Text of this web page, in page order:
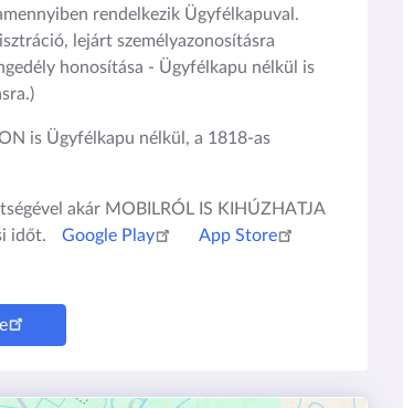
rendelkezik Ügyfélkapuval.
lejárt személyazonosításra
honosítása - Ügyfélkapu nélkül is
is Ügyfélkapu nélkül, a 1818-as
akár MOBILRÓL IS KIHÚZHATJA
időt.
Google Play App Store